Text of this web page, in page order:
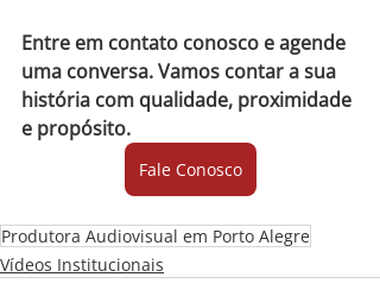
Entre em contato conosco e agende
uma conversa. Vamos contar a sua
história com qualidade, proximidade
e propósito.
Fale Conosco
Produtora Audiovisual em Porto Alegre
Vídeos Institucionais